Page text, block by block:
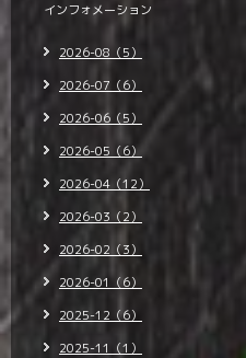
インフォメーション
2026-08（5）
2026-07（6）
2026-06（5）
2026-05（6）
2026-04（12）
2026-03（2）
2026-02（3）
2026-01（6）
2025-12（6）
2025-11（1）